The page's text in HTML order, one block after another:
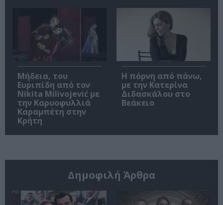
Μήδεια, του
Ευριπίδη από τον
Nikita Milivojević με
την Καρυοφυλλιά
Καραμπέτη στην
Κρήτη
Η πόρνη από πάνω,
με την Κατερίνα
Διδασκάλου στο
Βεάκειο
Δημοφιλή Άρθρα